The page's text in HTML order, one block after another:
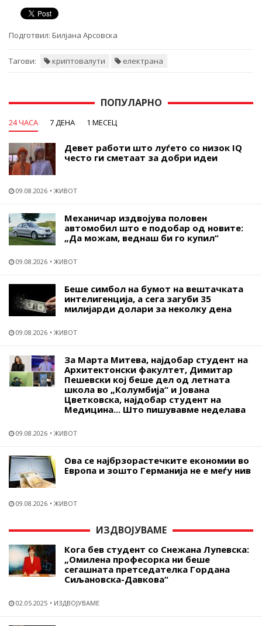
Подготвил: Билјана Арсовска
Тагови: криптовалути електрана
ПОПУЛАРНО
24 ЧАСА 7 ДЕНА 1 МЕСЕЦ
Девет работи што луѓето со низок IQ
често ги сметаат за добри идеи
09.08.2026 ЖИВОТ
Механичар издвојува половен
автомобил што е подобар од новите:
„Да можам, веднаш би го купил“
09.08.2026 ЖИВОТ
Беше симбол на бумот на вештачката
интелигенција, а сега загуби 35
милијарди долари за неколку дена
09.08.2026 ЖИВОТ
За Марта Митева, најдобар студент на
Архитектонски факултет, Димитар
Пешевски кој беше дел од летната
школа во „Колумбија“ и Јована
Цветковска, најдобар студент на
Медицина... Што пишувавме неделава
09.08.2026 ЖИВОТ
Ова се најбрзорастечките економии во
Европа и зошто Германија не е меѓу нив
09.08.2026 ЖИВОТ
ИЗДВОЈУВАМЕ
Кога бев студент со Снежана Лупевска:
„Омилена професорка ни беше
сегашната претседателка Гордана
Сиљановска-Давкова“
02.05.2025 ИЗДВОЈУВАМЕ